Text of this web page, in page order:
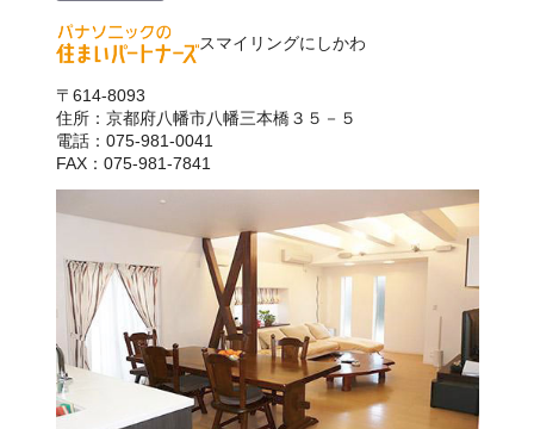
スマイリングにしかわ
〒614-8093
住所：京都府八幡市八幡三本橋３５－５
電話：075-981-0041
FAX：075-981-7841